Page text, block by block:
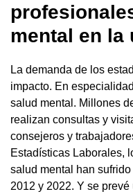
mental en la
La demanda de los
impacto. En
salud mental. Millones
realizan consultas y
consejeros y
Estadísticas Laborales,
salud mental han
2012 y 2022. Y se